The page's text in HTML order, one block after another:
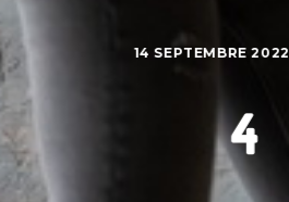
14 SEPTEMBRE 2022
4